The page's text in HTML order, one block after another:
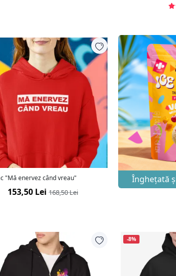
"Mă enervez când vreau"
153,50 Lei 168,50 Lei
Înghețată
-8%